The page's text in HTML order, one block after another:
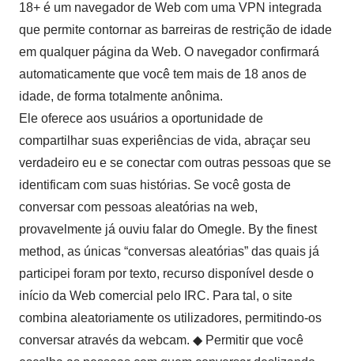
18+ é um navegador de Web com uma VPN integrada
que permite contornar as barreiras de restrição de idade
em qualquer página da Web. O navegador confirmará
automaticamente que você tem mais de 18 anos de
idade, de forma totalmente anônima.
Ele oferece aos usuários a oportunidade de
compartilhar suas experiências de vida, abraçar seu
verdadeiro eu e se conectar com outras pessoas que se
identificam com suas histórias. Se você gosta de
conversar com pessoas aleatórias na web,
provavelmente já ouviu falar do Omegle. By the finest
method, as únicas “conversas aleatórias” das quais já
participei foram por texto, recurso disponível desde o
início da Web comercial pelo IRC. Para tal, o site
combina aleatoriamente os utilizadores, permitindo-os
conversar através da webcam. ◆ Permitir que você